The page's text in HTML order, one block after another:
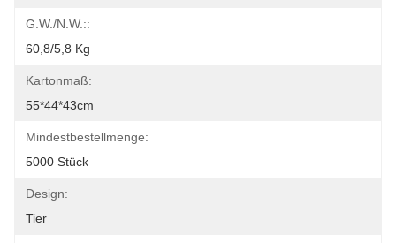
G.W./N.W.::
60,8/5,8 Kg
Kartonmaß:
55*44*43cm
Mindestbestellmenge:
5000 Stück
Design:
Tier